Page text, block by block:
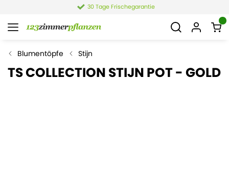
30 Tage Frischegarantie
Blumentöpfe Stijn
TS COLLECTION STIJN POT - GOLD